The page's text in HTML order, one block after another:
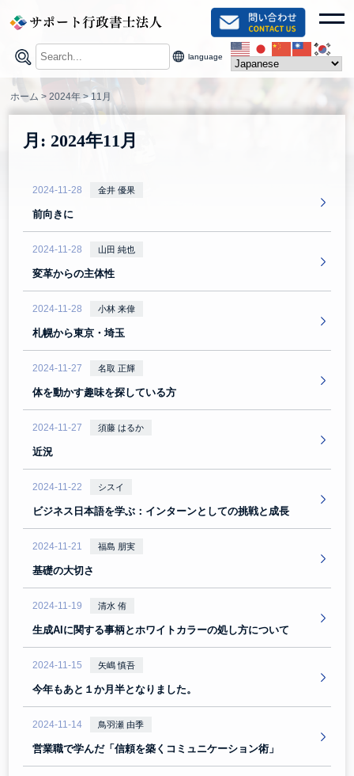
content
language
ホーム >2024年>11月
月: 2024年11月
2024-11-28 金井 優果
前向きに
2024-11-28 山田 純也
変革からの主体性
2024-11-28 小林 来偉
札幌から東京・埼玉
2024-11-27 名取 正輝
体を動かす趣味を探している方
2024-11-27 須藤 はるか
近況
2024-11-22 シスイ
ビジネス日本語を学ぶ：インターンとしての挑戦と成長
2024-11-21 福島 朋実
基礎の大切さ
2024-11-19 清水 侑
生成AIに関する事柄とホワイトカラーの処し方について
2024-11-15 矢嶋 慎吾
今年もあと１か月半となりました。
2024-11-14 鳥羽瀬 由季
営業職で学んだ「信頼を築くコミュニケーション術」